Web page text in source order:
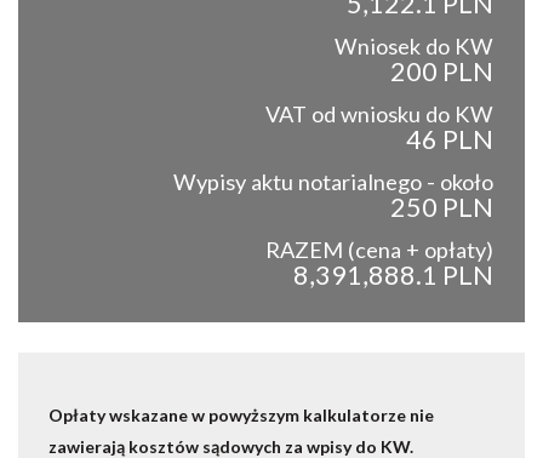
Wniosek do KW
200 PLN
VAT od wniosku do KW
46 PLN
Wypisy aktu notarialnego - około
250 PLN
RAZEM (cena + opłaty)
8,391,888.1 PLN
Opłaty wskazane w powyższym kalkulatorze nie
zawierają kosztów sądowych za wpisy do KW.